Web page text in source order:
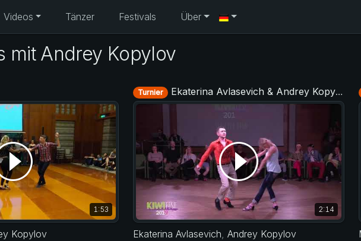
Videos Tänzer Festivals Über
mit Andrey Kopylov
1:53
Kopylov
Turnier Ekaterina Avlasevich & Andrey Kopylov - Strictly Open - KIWI fest 2019
2:14
Ekaterina Avlasevich, Andrey Kopylov